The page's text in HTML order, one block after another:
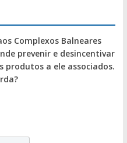
Complexos Balneares
prevenir e desincentivar
produtos a ele associados.